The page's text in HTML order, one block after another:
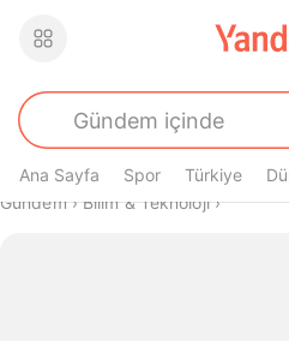
Ana Sayfa Spor Türkiye
Buradasın
Gündem› Bilim & Teknoloji›